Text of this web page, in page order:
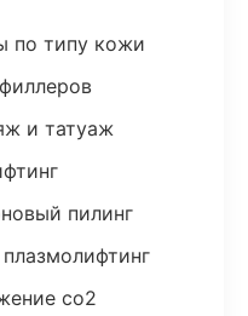
по типу кожи
и татуаж
пилинг
co2